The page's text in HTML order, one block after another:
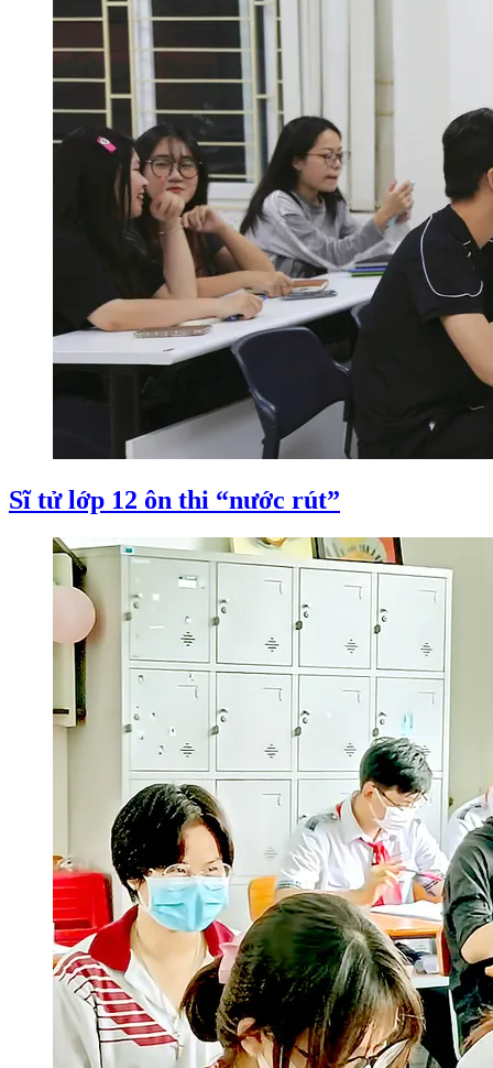
Sĩ tử lớp 12 ôn thi “nước rút”